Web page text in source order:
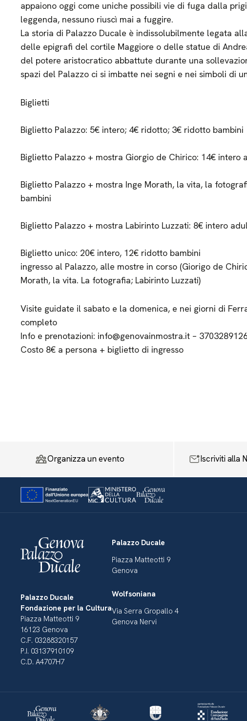
appaiono oggi come uniche possibili vie di fuga dalla
leggenda, nessuno riuscì mai a fuggire.
La storia di Palazzo Ducale è indissolubilmente legata
delle epigrafi del cortile Maggiore o delle statue di
del potere aristocratico abbattute durante una
spazi del Palazzo ci si imbatte nei segni e nei simboli di
Biglietti
Biglietto Palazzo: 5€ intero; 4€ ridotto; 3€ ridotto bambini
Biglietto Palazzo + mostra Giorgio de Chirico: 14€ intero
Biglietto Palazzo + mostra Inge Morath, la vita, la
bambini
Biglietto Palazzo + mostra Labirinto Luzzati: 8€ intero
Biglietto unico: 20€ intero, 12€ ridotto bambini
ingresso al Palazzo, alle mostre in corso (Giorigo de
Morath, la vita. La fotografia; Labirinto Luzzati)
Visite guidate il sabato e la domenica, e nei giorni di
completo
Info e prenotazioni: info@genovainmostra.it –
Costo 8€ a persona + biglietto di ingresso
Organizza un evento Iscriviti alla
Palazzo Ducale
Fondazione per la Cultura
Piazza Matteotti 9
16123 Genova
C.F. 03288320157
P.I. 03137910109
C.D. A4707H7
Palazzo Ducale
Piazza Matteotti 9
Genova
Wolfsoniana
Via Serra Gropallo 4
Genova Nervi